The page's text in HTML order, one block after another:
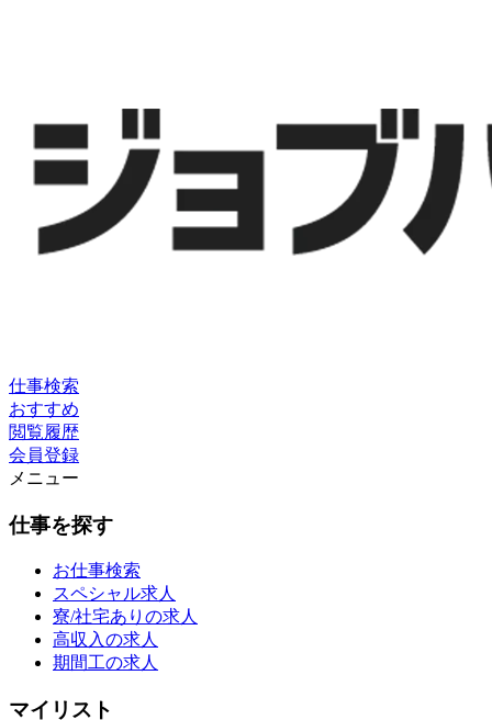
仕事検索
おすすめ
閲覧履歴
会員登録
メニュー
仕事を探す
お仕事検索
スペシャル求人
寮/社宅ありの求人
高収入の求人
期間工の求人
マイリスト